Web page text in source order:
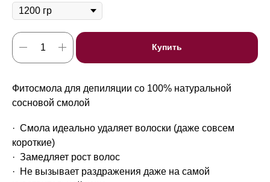
Купить
Фитосмола для депиляции со 100% натуральной
сосновой смолой
· ‌ Смола идеально удаляет волоски (даже совсем
короткие)
· ‌ Замедляет рост волос
· ‌ Не вызывает раздражения даже на самой